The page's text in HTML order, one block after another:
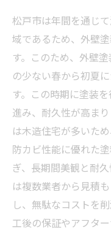
松戸市は年間を通じ
域であるため、外壁
す。このため、外壁
の少ない春から初夏
す。この時期に塗装
進み、耐久性が高ま
は木造住宅が多いた
防カビ性能に優れた
ぎ、長期間美観と耐
は複数業者から見積
し、無駄なコストを
工後の保証やアフタ